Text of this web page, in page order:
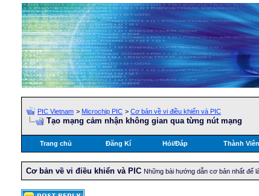
PIC Vietnam > Microchip PIC > Cơ bản về vi điều khiển và PIC
Tạo mạng cảm nhận không gian qua từng nút mạng
Trang chủ Đăng Kí Hỏi/Ðáp Thành Viên
Cơ bản về vi điều khiển và PIC Những bài hướng dẫn cơ bản nhất để